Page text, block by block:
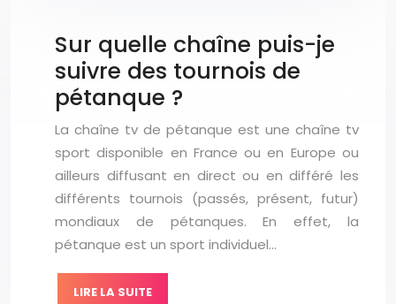
Sur quelle chaîne puis-je
suivre des tournois de
pétanque ?
La chaîne tv de pétanque est une chaîne tv
sport disponible en France ou en Europe ou
ailleurs diffusant en direct ou en différé les
différents tournois (passés, présent, futur)
mondiaux de pétanques. En effet, la
pétanque est un sport individuel…
LIRE LA SUITE